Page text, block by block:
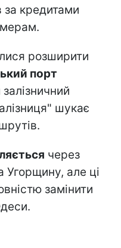
за кредитами
розширити
порт
шукає
через
Угорщину, але ці
замінити